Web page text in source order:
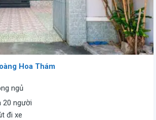
Hoa Thám
ngủ
20 người
đi xe